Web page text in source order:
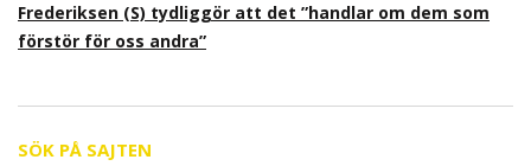
Frederiksen (S) tydliggör att det ”handlar om dem som
förstör för oss andra”
SÖK PÅ SAJTEN